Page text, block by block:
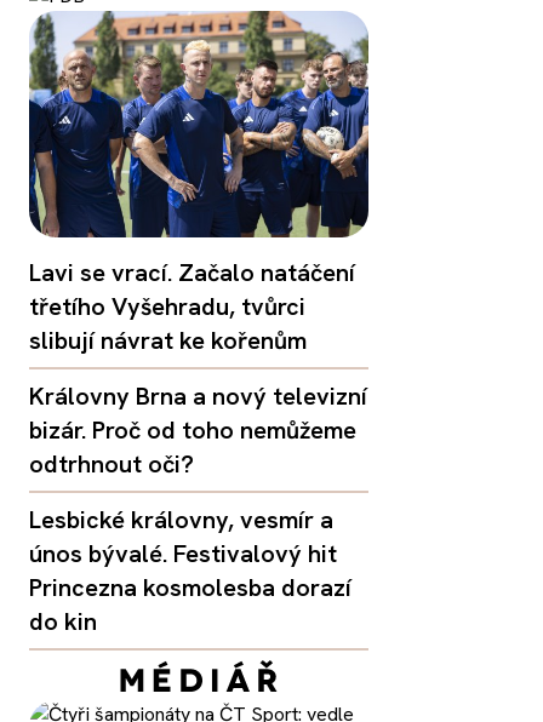
Lavi se vrací. Začalo natáčení
třetího Vyšehradu, tvůrci
slibují návrat ke kořenům
Královny Brna a nový televizní
bizár. Proč od toho nemůžeme
odtrhnout oči?
Lesbické královny, vesmír a
únos bývalé. Festivalový hit
Princezna kosmolesba dorazí
do kin